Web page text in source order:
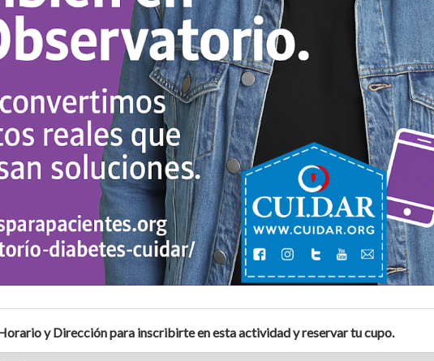
y Dirección para inscribirte en esta actividad y reservar tu cupo.